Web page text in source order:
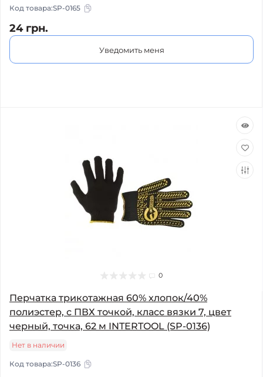
Код товара:SP-0165
24 грн.
Уведомить меня
0
Перчатка трикотажная 60% хлопок/40%
полиэстер, с ПВХ точкой, класс вязки 7, цвет
черный, точка, 62 м INTERTOOL (SP-0136)
Нет в наличии
Код товара:SP-0136